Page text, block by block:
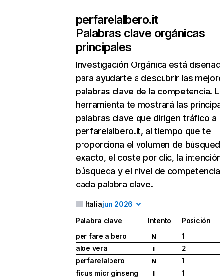
perfarelalbero.it
Palabras clave orgánicas
principales
Investigación Orgánica está
para ayudarte a descubrir las
palabras clave de la competencia.
herramienta te mostrará las
palabras clave que dirigen tráfico a
perfarelalbero.it, al tiempo que te
proporciona el volumen de
exacto, el coste por clic, la
búsqueda y el nivel de
cada palabra clave.
Italiajun 2026
Palabra clave Intento
Posición
per fare albero
N
1
aloe vera
I
2
perfarelalbero
N
1
ficus micr ginseng
I
1